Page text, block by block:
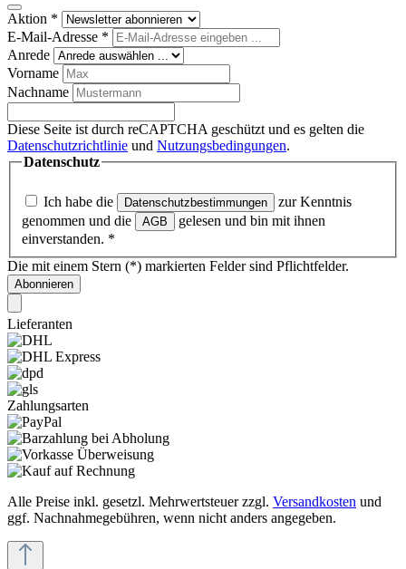
Aktion *
E-Mail-Adresse *
Anrede
Vorname
Nachname
Diese Seite ist durch reCAPTCHA geschützt und es gelten die
Datenschutzrichtlinie und Nutzungsbedingungen.
Datenschutz
Ich habe die Datenschutzbestimmungen
zur Kenntnis
genommen und die
AGB
gelesen und bin mit ihnen
einverstanden. *
Die mit einem Stern (*) markierten Felder sind Pflichtfelder.
Abonnieren
Lieferanten
Zahlungsarten
Alle Preise inkl. gesetzl. Mehrwertsteuer zzgl. Versandkosten und
ggf. Nachnahmegebühren, wenn nicht anders angegeben.